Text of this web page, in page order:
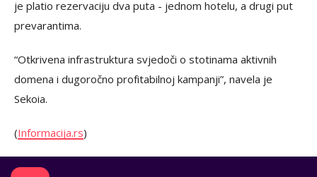
je platio rezervaciju dva puta - jednom hotelu, a drugi put
prevarantima.
“Otkrivena infrastruktura svjedoči o stotinama aktivnih
domena i dugoročno profitabilnoj kampanji”, navela je
Sekoia.
(Informacija.rs)